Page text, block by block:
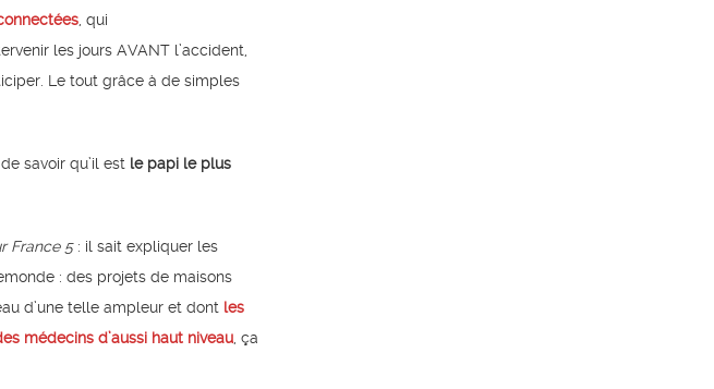
, qui
les jours AVANT l’accident,
Le tout grâce à de simples
savoir qu’il est le papi le plus
France 5: il sait expliquer les
: des projets de maisons
d’une telle ampleur et dont les
médecins d’aussi haut niveau , ça